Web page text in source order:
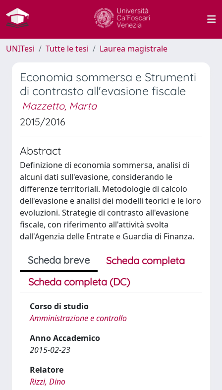
UNITesi Tutte le tesi Laurea magistrale
Economia sommersa e Strumenti
di contrasto all'evasione fiscale
Mazzetto, Marta
2015/2016
Abstract
Definizione di economia sommersa, analisi di
alcuni dati sull'evasione, considerando le
differenze territoriali. Metodologie di calcolo
dell'evasione e analisi dei modelli teorici e le loro
evoluzioni. Strategie di contrasto all'evasione
fiscale, con riferimento all'attività svolta
dall'Agenzia delle Entrate e Guardia di Finanza.
Scheda breve
Scheda completa
Scheda completa (DC)
Corso di studio
Amministrazione e controllo
Anno Accademico
2015-02-23
Relatore
Rizzi, Dino